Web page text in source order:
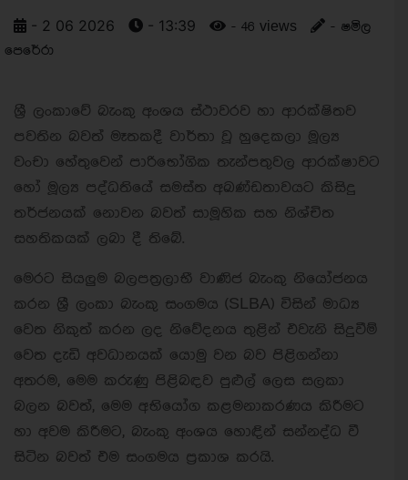
- 2 06 2026 - 13:39 - 46 views
- ෂමිල
පෙරේරා
ශ්‍රී ලංකාවේ බැංකු අංශය ස්ථාවරව හා ආරක්ෂිතව
පවතින බවත් මෑතකදී වාර්තා වූ හුදෙකලා මූල්‍ය
වංචා හේතුවෙන් පාරිභෝගික තැන්පතුවල ආරක්ෂාවට
හෝ මූල්‍ය පද්ධතියේ සමස්ත අඛණ්ඩතාවයට කිසිදු
තර්ජනයක් නොවන බවත් සාමූහික සහ නිශ්චිත
සහතිකයක් ලබා දී තිබේ.
මෙරට සියලුම බලපත්‍රලාභී වාණිජ බැංකු නියෝජනය
කරන ශ්‍රී ලංකා බැංකු සංගමය (SLBA) විසින් මාධ්‍ය
වෙත නිකුත් කරන ලද නිවේදනය තුළින් එවැනි සිදුවීම්
වෙත දැඩි අවධානයක් යොමු වන බව පිළිගන්නා
අතරම, මෙම කරුණු පිළිබඳව පුළුල් ලෙස සලකා
බලන බවත්, මෙම අභියෝග කළමනාකරණය කිරීමට
හා අවම කිරීමට, බැංකු අංශය හොඳින් සන්නද්ධ වී
සිටින බවත් එම සංගමය ප්‍රකාශ කරයි.